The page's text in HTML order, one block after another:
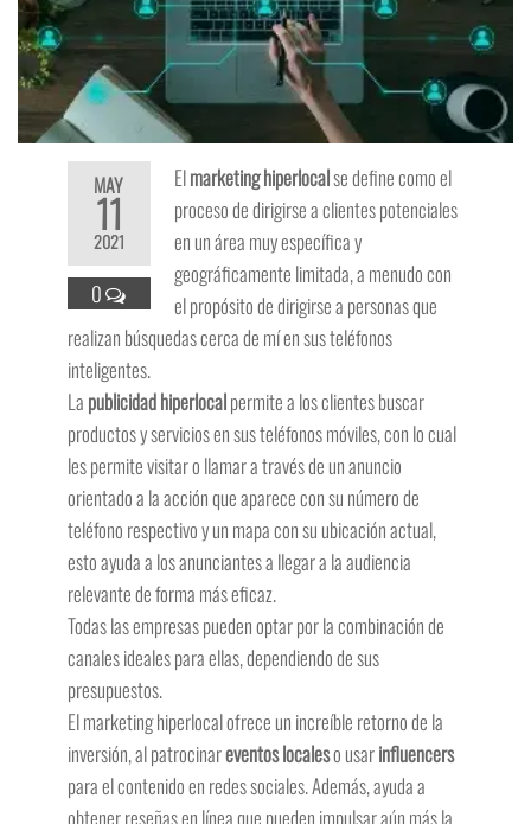
MAY
11
2021
0
Elmarketing hiperlocalse define como el
proceso de dirigirse a clientes potenciales
en un área muy específica y
geográficamente limitada, a menudo con
el propósito de dirigirse a personas que
realizan búsquedas cerca de mí en sus teléfonos
inteligentes.
La publicidad hiperlocalpermite a los clientes buscar
productos y servicios en sus teléfonos móviles, con lo cual
les permite visitar o llamar a través de un anuncio
orientado a la acción que aparece con su número de
teléfono respectivo y un mapa con su ubicación actual,
esto ayuda a los anunciantes a llegar a la audiencia
relevante de forma más eficaz.
Todas las empresas pueden optar por la combinación de
canales ideales para ellas, dependiendo de sus
presupuestos.
El marketing hiperlocal ofrece un increíble retorno de la
inversión, al patrocinareventos localeso usarinfluencers
para el contenido en redes sociales. Además, ayuda a
obtener reseñas en línea que pueden impulsar aún más la